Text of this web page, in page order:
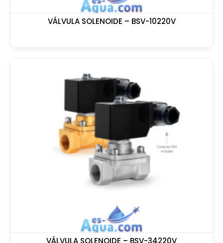
VÁLVULA SOLENOIDE – BSV-10220V
VÁLVULA SOLENOIDE – BSV-34220V